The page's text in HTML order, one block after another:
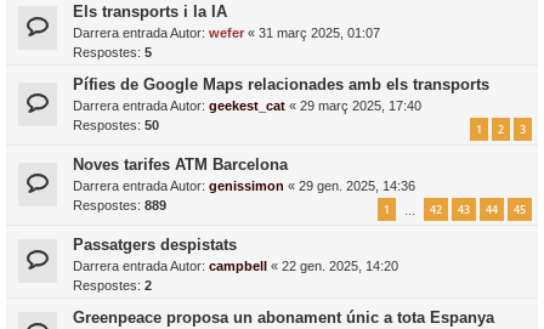
Els transports i la IA
Darrera entrada Autor: wefer « 31 març 2025, 01:07
Respostes: 5
Pífies de Google Maps relacionades amb els transports
Darrera entrada Autor: geekest_cat « 29 març 2025, 17:40
Respostes: 50 1 2 3
Noves tarifes ATM Barcelona
Darrera entrada Autor: genissimon « 29 gen. 2025, 14:36
Respostes: 889 1 42 43 44 45
Passatgers despistats
Darrera entrada Autor: campbell « 22 gen. 2025, 14:20
Respostes: 2
Greenpeace proposa un abonament únic a tota Espanya